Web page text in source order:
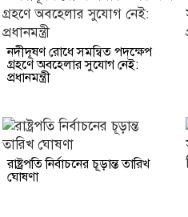
নদীদূষণ রোধে সমন্বিত পদক্ষেপ
গ্রহণে অবহেলার সুযোগ নেই:
প্রধানমন্ত্রী
রাষ্ট্রপতি নির্বাচনের চূড়ান্ত তারিখ
ঘোষণা